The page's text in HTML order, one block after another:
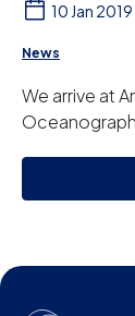
10 Jan 2019
News
We arrive at